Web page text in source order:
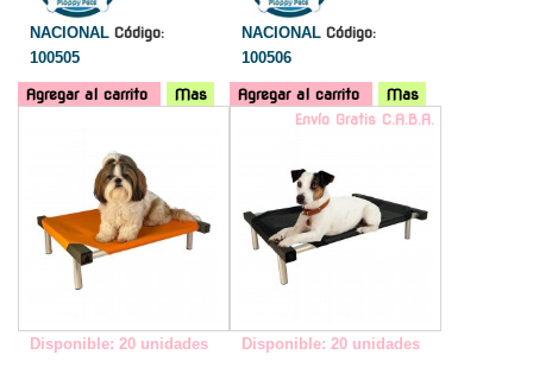
NACIONAL Código:
100505
Agregar al carrito Mas
NACIONAL Código:
100506
Agregar al carrito
Mas
Disponible: 20 unidades
Envío Gratis C.A.B.A.
Disponible: 20 unidades